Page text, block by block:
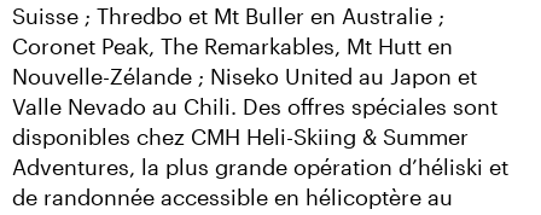
Suisse ; Thredbo et Mt Buller en Australie ;
Coronet Peak, The Remarkables, Mt Hutt en
Nouvelle-Zélande ; Niseko United au Japon et
Valle Nevado au Chili. Des offres spéciales sont
disponibles chez CMH Heli-Skiing & Summer
Adventures, la plus grande opération d’héliski et
de randonnée accessible en hélicoptère au